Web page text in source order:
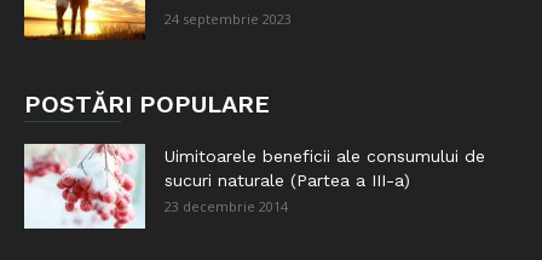
24 septembrie 2023
POSTĂRI POPULARE
Uimitoarele beneficii ale consumului de
sucuri naturale (Partea a III-a)
23 decembrie 2014